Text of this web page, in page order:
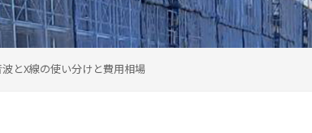
とX線の使い分けと費用相場